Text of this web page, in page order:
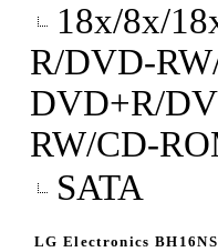
18x/8x/
R/DVD-
DVD+R/
RW/CD-
SATA
LG Electronics